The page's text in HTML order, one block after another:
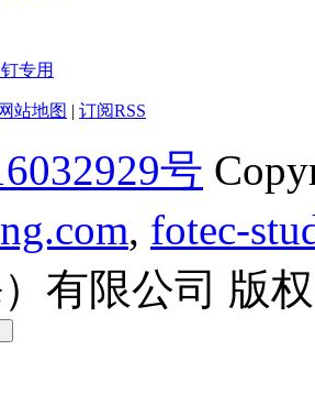
专用
网站地图 | 订阅RSS
号
, fotec-
有限公司 版